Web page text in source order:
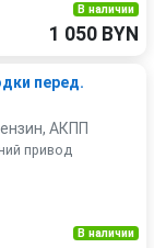
В наличии
1 050 BYN
перед.
АКПП
привод
В наличии